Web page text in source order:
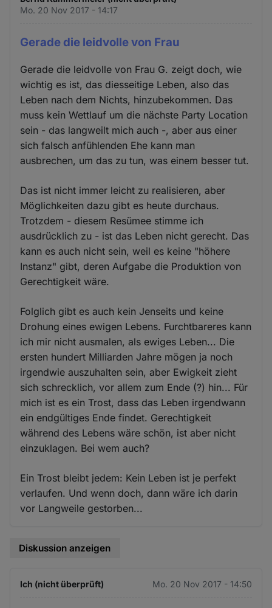
Mo. 20 Nov 2017 - 14:17
Gerade die leidvolle von Frau
Gerade die leidvolle von Frau G. zeigt doch, wie
wichtig es ist, das diesseitige Leben, also das
Leben nach dem Nichts, hinzubekommen. Das
muss kein Wettlauf um die nächste Party Location
sein - das langweilt mich auch -, aber aus einer
sich falsch anfühlenden Ehe kann man
ausbrechen, um das zu tun, was einem besser tut.
Das ist nicht immer leicht zu realisieren, aber
Möglichkeiten dazu gibt es heute durchaus.
Trotzdem - diesem Resümee stimme ich
ausdrücklich zu - ist das Leben nicht gerecht. Das
kann es auch nicht sein, weil es keine "höhere
Instanz" gibt, deren Aufgabe die Produktion von
Gerechtigkeit wäre.
Folglich gibt es auch kein Jenseits und keine
Drohung eines ewigen Lebens. Furchtbareres kann
ich mir nicht ausmalen, als ewiges Leben... Die
ersten hundert Milliarden Jahre mögen ja noch
irgendwie auszuhalten sein, aber Ewigkeit zieht
sich schrecklich, vor allem zum Ende (?) hin... Für
mich ist es ein Trost, dass das Leben irgendwann
ein endgültiges Ende findet. Gerechtigkeit
während des Lebens wäre schön, ist aber nicht
einzuklagen. Bei wem auch?
Ein Trost bleibt jedem: Kein Leben ist je perfekt
verlaufen. Und wenn doch, dann wäre ich darin
vor Langweile gestorben...
Diskussion anzeigen
Ich (nicht überprüft) Mo. 20 Nov 2017 - 14:50